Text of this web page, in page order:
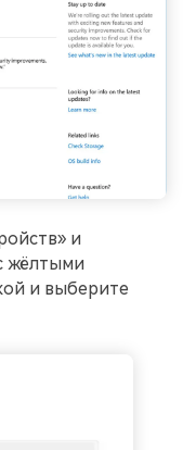
и
жёлтыми
и выберите